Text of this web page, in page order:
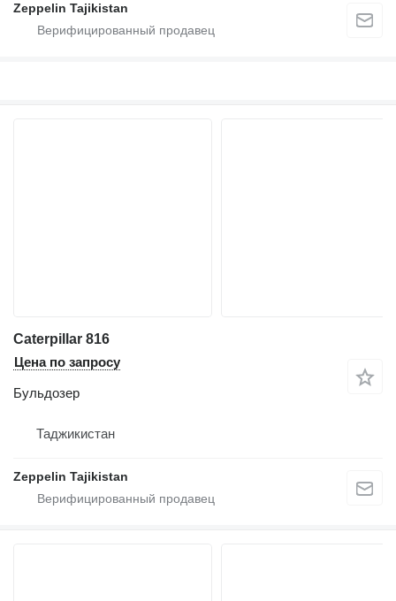
Zeppelin Tajikistan
Caterpillar 816
Цена по запросу
Бульдозер
Таджикистан
Zeppelin Tajikistan